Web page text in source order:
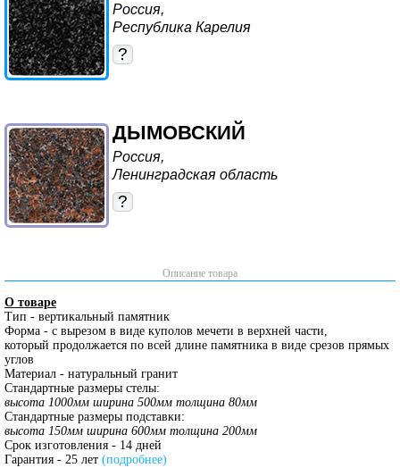
Россия,
Республика Карелия
?
ДЫМОВСКИЙ
Россия,
Ленинградская область
?
Описание товара
О товаре
Тип - вертикальный памятник
Форма - с вырезом в виде куполов мечети в верхней части,
который продолжается по всей длине памятника в виде срезов прямых
углов
Материал - натуральный гранит
Стандартные размеры стелы:
высота 1000мм ширина 500мм толщина 80мм
Стандартные размеры подставки:
высота 150мм ширина 600мм толщина 200мм
Срок изготовления - 14 дней
Гарантия - 25 лет (подробнее)